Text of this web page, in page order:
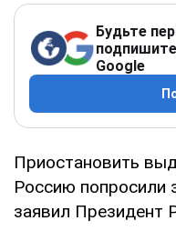
Будьте
Google
Приостановить
Россию попросили
заявил Президент